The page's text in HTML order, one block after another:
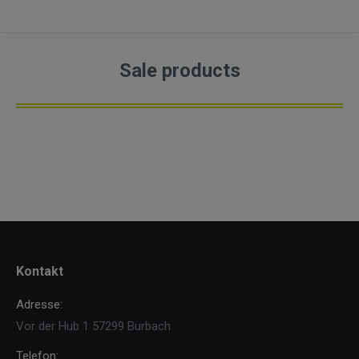
Sale products
Kontakt
Adresse:
Vor der Hub 1 57299 Burbach
Telefon: